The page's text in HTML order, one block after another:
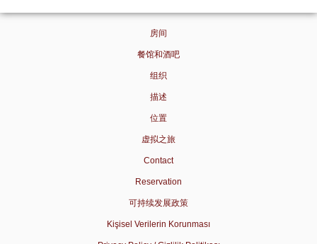
房间
餐馆和酒吧
组织
描述
位置
虚拟之旅
Contact
Reservation
可持续发展政策
Kişisel Verilerin Korunması